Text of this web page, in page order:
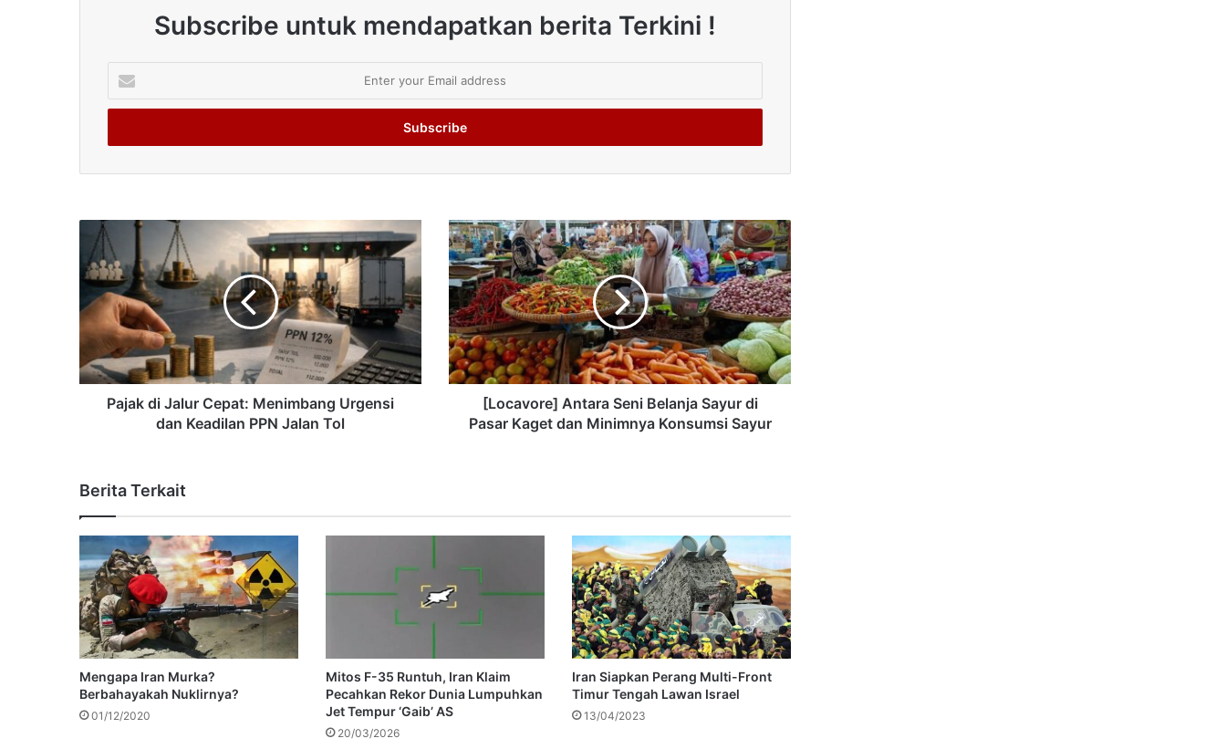
Subscribe untuk mendapatkan berita Terkini !
your
Email
Pajak di Jalur Cepat: Menimbang Urgensi
dan Keadilan PPN Jalan Tol
[Locavore] Antara Seni Belanja Sayur di
Pasar Kaget dan Minimnya Konsumsi Sayur
Berita Terkait
Mengapa Iran Murka?
Berbahayakah Nuklirnya?
01/12/2020
Mitos F-35 Runtuh, Iran Klaim
Pecahkan Rekor Dunia Lumpuhkan
Jet Tempur ‘Gaib’ AS
20/03/2026
Iran Siapkan Perang Multi-Front
Timur Tengah Lawan Israel
13/04/2023